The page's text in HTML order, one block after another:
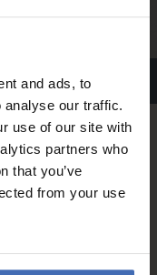
and ads, to
analyse our traffic.
use of our site with
partners who
that you’ve
from your use